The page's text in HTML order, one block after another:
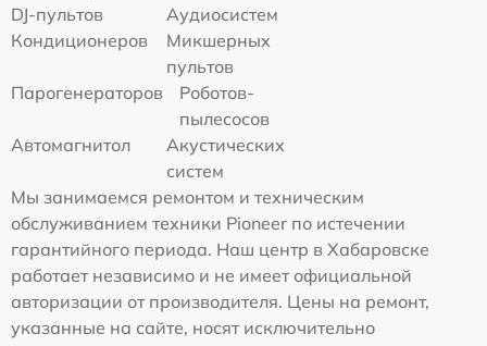
DJ-пультов
Аудиосистем
Кондиционеров
Микшерных
пультов
Парогенераторов
Роботов-
пылесосов
Автомагнитол
Акустических
систем
Мы занимаемся ремонтом и техническим
обслуживанием техники Pioneer по истечении
гарантийного периода. Наш центр в Хабаровске
работает независимо и не имеет официальной
авторизации от производителя. Цены на ремонт,
указанные на сайте, носят исключительно